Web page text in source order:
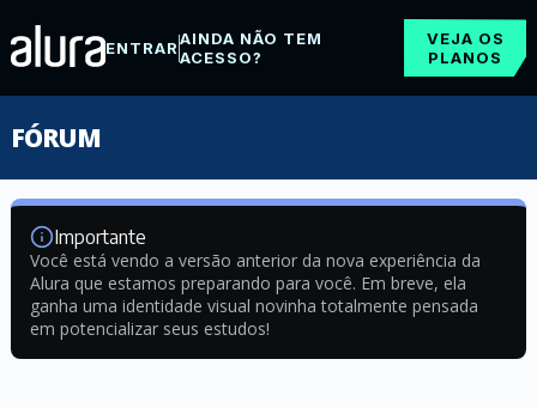
ENTRARAINDA NÃO TEM
ACESSO?
VEJA OS
PLANOS
FÓRUM
Importante
Você está vendo a versão anterior da nova experiência da
Alura que estamos preparando para você. Em breve, ela
ganha uma identidade visual novinha totalmente pensada
em potencializar seus estudos!